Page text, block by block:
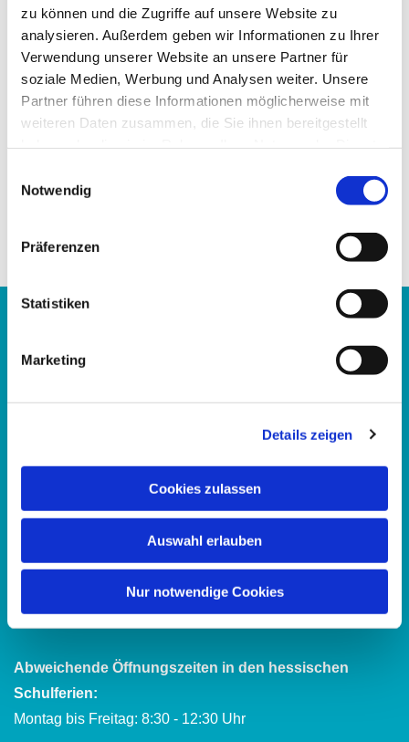
zu können und die Zugriffe auf unsere Website zu
analysieren. Außerdem geben wir Informationen zu Ihrer
Verwendung unserer Website an unsere Partner für
soziale Medien, Werbung und Analysen weiter. Unsere
Partner führen diese Informationen möglicherweise mit
weiteren Daten zusammen, die Sie ihnen bereitgestellt
Notwendig
Präferenzen
Statistiken
Marketing
Details zeigen
Cookies zulassen
Auswahl erlauben
Nur notwendige Cookies
E-Mail:fbz.kassel@ekkw.de
Bürozeiten:
Montag bis Freitag: 8:30 - 12:30 Uhr
Dienstag und Donnerstag: 13:30 - 16:30 Uhr
Abweichende Öffnungszeiten in den hessischen
Schulferien:
Montag bis Freitag: 8:30 - 12:30 Uhr